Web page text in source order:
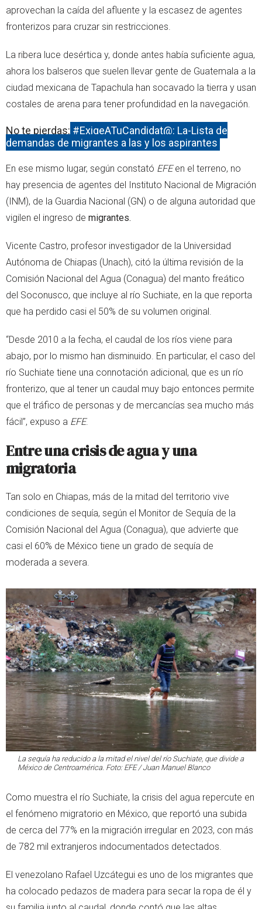
aprovechan la caída del afluente y la escasez de agentes
fronterizos para cruzar sin restricciones.
La ribera luce desértica y, donde antes había suficiente agua,
ahora los balseros que suelen llevar gente de Guatemala a la
ciudad mexicana de Tapachula han socavado la tierra y usan
costales de arena para tener profundidad en la navegación.
No te pierdas: #ExigeATuCandidat@: La-Lista de
demandas de migrantes a las y los aspirantes
En ese mismo lugar, según constató EFEen el terreno, no
hay presencia de agentes del Instituto Nacional de Migración
(INM), de la Guardia Nacional (GN) o de alguna autoridad que
vigilen el ingreso de migrantes.
Vicente Castro, profesor investigador de la Universidad
Autónoma de Chiapas (Unach), citó la última revisión de la
Comisión Nacional del Agua (Conagua) del manto freático
del Soconusco, que incluye al río Suchiate, en la que reporta
que ha perdido casi el 50% de su volumen original.
“Desde 2010 a la fecha, el caudal de los ríos viene para
abajo, por lo mismo han disminuido. En particular, el caso del
río Suchiate tiene una connotación adicional, que es un río
fronterizo, que al tener un caudal muy bajo entonces permite
que el tráfico de personas y de mercancías sea mucho más
fácil”, expuso a EFE.
Entre una crisis de agua y una
migratoria
Tan solo en Chiapas, más de la mitad del territorio vive
condiciones de sequía, según el Monitor de Sequía de la
Comisión Nacional del Agua (Conagua), que advierte que
casi el 60% de México tiene un grado de sequía de
moderada a severa.
La sequía ha reducido a la mitad el nivel del río Suchiate, que divide a
México de Centroamérica. Foto: EFE / Juan Manuel Blanco
Como muestra el río Suchiate, la crisis del agua repercute en
el fenómeno migratorio en México, que reportó una subida
de cerca del 77% en la migración irregular en 2023, con más
de 782 mil extranjeros indocumentados detectados.
El venezolano Rafael Uzcátegui es uno de los migrantes que
ha colocado pedazos de madera para secar la ropa de él y